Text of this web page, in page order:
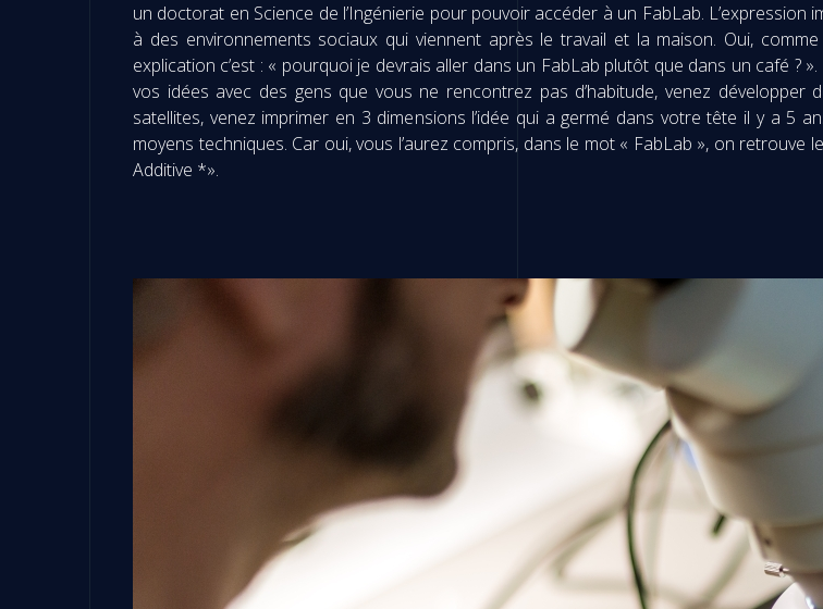
un doctorat en Science de l’Ingénierie pour pouvoir accéder à un FabLab.
à des environnements sociaux qui viennent après le travail et la maison. Oui,
explication c’est : « pourquoi je devrais aller dans un FabLab plutôt que dans un café ?
vos idées avec des gens que vous ne rencontrez pas d’habitude, venez
satellites, venez imprimer en 3 dimensions l’idée qui a germé dans votre tête il y a 5
moyens techniques. Car oui, vous l’aurez compris, dans le mot « FabLab », on
Additive *».